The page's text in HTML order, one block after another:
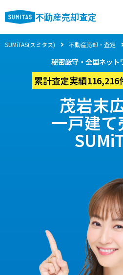
不動産売却査定
SUMiTAS(スミタス) 不動産売却・査定
秘密厳守・全国ネット
累計査定実績116,216
茂岩末
一戸建